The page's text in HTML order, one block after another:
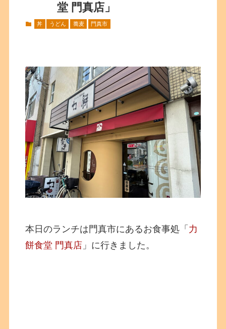
堂 門真店」
丼 うどん 蕎麦 門真市
本日のランチは門真市にあるお食事処「 力
餅食堂 門真店 」に行きました。